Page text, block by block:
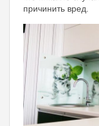
причинить вред.